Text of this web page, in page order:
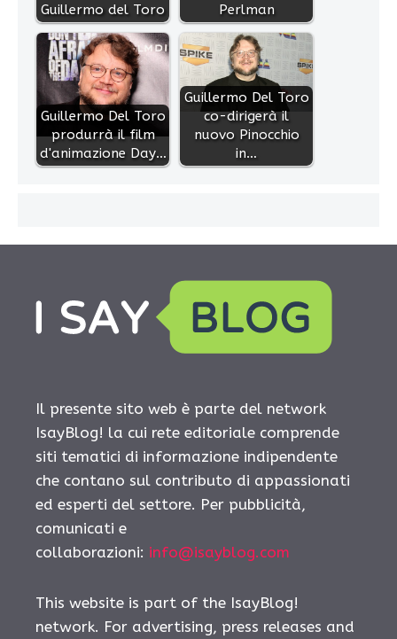
Guillermo del Toro
Perlman
Guillermo Del Toro
produrrà il film
d'animazione Day…
Guillermo Del Toro
co-dirigerà il
nuovo Pinocchio
in…
Il presente sito web è parte del network
IsayBlog! la cui rete editoriale comprende
siti tematici di informazione indipendente
che contano sul contributo di appassionati
ed esperti del settore. Per pubblicità,
comunicati e
collaborazioni: info@isayblog.com
This website is part of the IsayBlog!
network. For advertising, press releases and